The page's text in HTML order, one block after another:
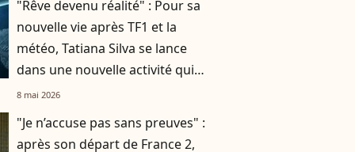
"Rêve devenu réalité" : Pour sa
nouvelle vie après TF1 et la
météo, Tatiana Silva se lance
dans une nouvelle activité qui
n'a rien à voir avec la télé
8 mai 2026
"Je n’accuse pas sans preuves" :
après son départ de France 2,